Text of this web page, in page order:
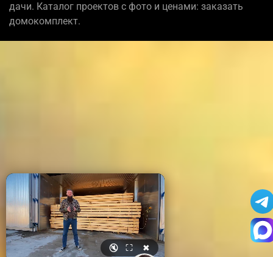
дачи. Каталог проектов с фото и ценами: заказать
домокомплект.
🔇 ⛶ ✖